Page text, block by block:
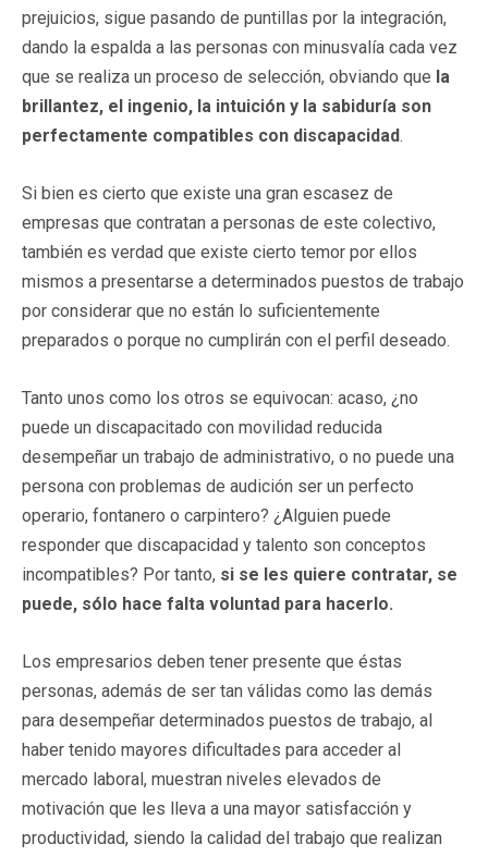
prejuicios, sigue pasando de puntillas por la integración,
dando la espalda a las personas con minusvalía cada vez
que se realiza un proceso de selección, obviando que la
brillantez, el ingenio, la intuición y la sabiduría son
perfectamente compatibles con discapacidad.
Si bien es cierto que existe una gran escasez de
empresas que contratan a personas de este colectivo,
también es verdad que existe cierto temor por ellos
mismos a presentarse a determinados puestos de trabajo
por considerar que no están lo suficientemente
preparados o porque no cumplirán con el perfil deseado.
Tanto unos como los otros se equivocan: acaso, ¿no
puede un discapacitado con movilidad reducida
desempeñar un trabajo de administrativo, o no puede una
persona con problemas de audición ser un perfecto
operario, fontanero o carpintero? ¿Alguien puede
responder que discapacidad y talento son conceptos
incompatibles? Por tanto, si se les quiere contratar, se
puede, sólo hace falta voluntad para hacerlo.
Los empresarios deben tener presente que éstas
personas, además de ser tan válidas como las demás
para desempeñar determinados puestos de trabajo, al
haber tenido mayores dificultades para acceder al
mercado laboral, muestran niveles elevados de
motivación que les lleva a una mayor satisfacción y
productividad, siendo la calidad del trabajo que realizan